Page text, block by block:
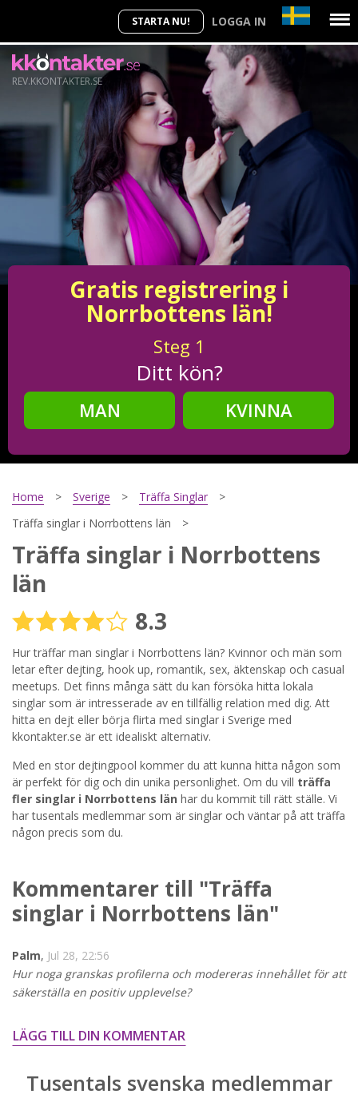
STARTA NU! LOGGA IN
REV.KKONTAKTER.SE
Gratis registrering i
Norrbottens län!
Steg 1
Ditt kön?
MAN
KVINNA
Steg2
Steg3
Genom att registrera godkänner jagVillkorenoch
Sekretesspolicyn . Jag godkänner att ta emot information och
reklam via e-post från hemsidans operatörer. Jag kan dra
tillbaka godkännande när jag vill.
STARTA NU!
Home Sverige
Träffa Singlar
Träffa singlar i Norrbottens län
Träffa singlar i Norrbottens
län
8.3
Hur träffar man singlar i Norrbottens län? Kvinnor och män som
letar efter dejting, hook up, romantik, sex, äktenskap och casual
meetups. Det finns många sätt du kan försöka hitta lokala
singlar som är intresserade av en tillfällig relation med dig. Att
hitta en dejt eller börja flirta med singlar i Sverige med
kkontakter.se är ett idealiskt alternativ.
Med en stor dejtingpool kommer du att kunna hitta någon som
är perfekt för dig och din unika personlighet. Om du vill träffa
fler singlar i Norrbottens län har du kommit till rätt ställe. Vi
har tusentals medlemmar som är singlar och väntar på att träffa
någon precis som du.
Kommentarer till "Träffa
singlar i Norrbottens län"
Palm, Jul 28, 22:56
Hur noga granskas profilerna och modereras innehållet för att
säkerställa en positiv upplevelse?
LÄGG TILL DIN KOMMENTAR
Tusentals svenska medlemmar